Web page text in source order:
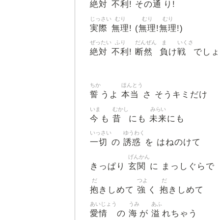
絶対 不利 ! その通 り!
実際
じっさい
無理
むり
! (無理
むり
!無理
むり
!)
絶対
ぜったい
不利
ふり
! 断然
だんぜん
負
ま
け戦
いくさ
でし
誓
ちか
うよ 本当
ほんとう
さ そうキミだけ
今
いま
も 昔
むかし
にも 未来
みらい
にも
一切
いっさい
の 誘惑
ゆうわく
を はねのけて
きっぱり 玄関
げんかん
に まっしぐらで
抱
だ
きしめて 強
つよ
く 抱
だ
きしめて
愛情
あいじょう
の 海
うみ
が 溢
あふ
れちゃう